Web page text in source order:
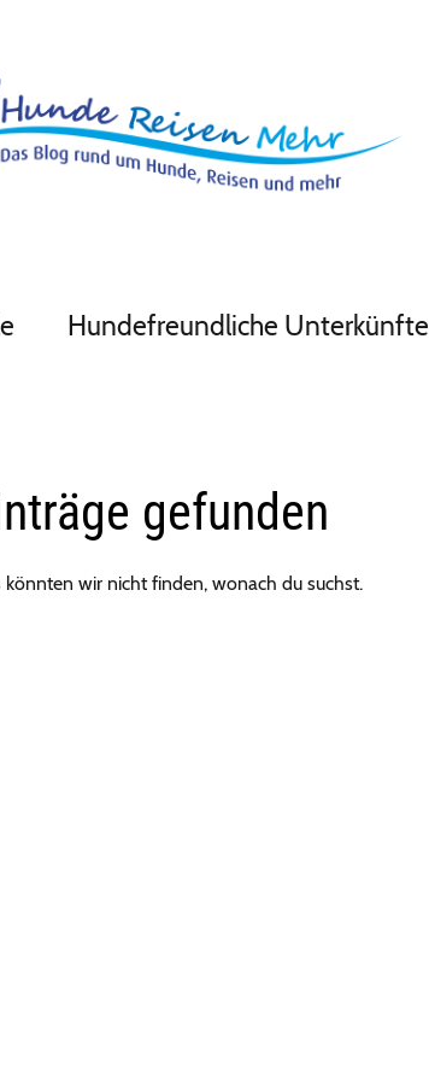
Hundefreundliche Unterkünfte
gefunden
könnten wir nicht finden, wonach du suchst.